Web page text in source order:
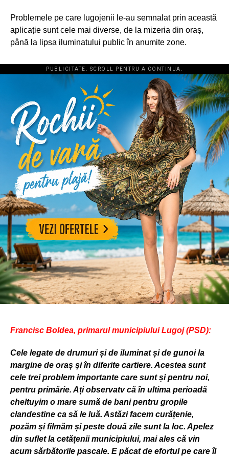
Problemele pe care lugojenii le-au semnalat prin această
aplicație sunt cele mai diverse, de la mizeria din oraș,
până la lipsa iluminatului public în anumite zone.
PUBLICITATE. SCROLL PENTRU A CONTINUA.
Francisc Boldea, primarul municipiului Lugoj (PSD):
Cele legate de drumuri și de iluminat și de gunoi la
margine de oraș și în diferite cartiere. Acestea sunt
cele trei problem importante care sunt și pentru noi,
pentru primărie. Ați observatv că în ultima perioadă
cheltuyim o mare sumă de bani pentru gropile
clandestine ca să le luă. Astăzi facem curățenie,
pozăm și filmăm și peste două zile sunt la loc. Apelez
din suflet la cetățenii municipiului, mai ales că vin
acum sărbătorile pascale. E păcat de efortul pe care îl